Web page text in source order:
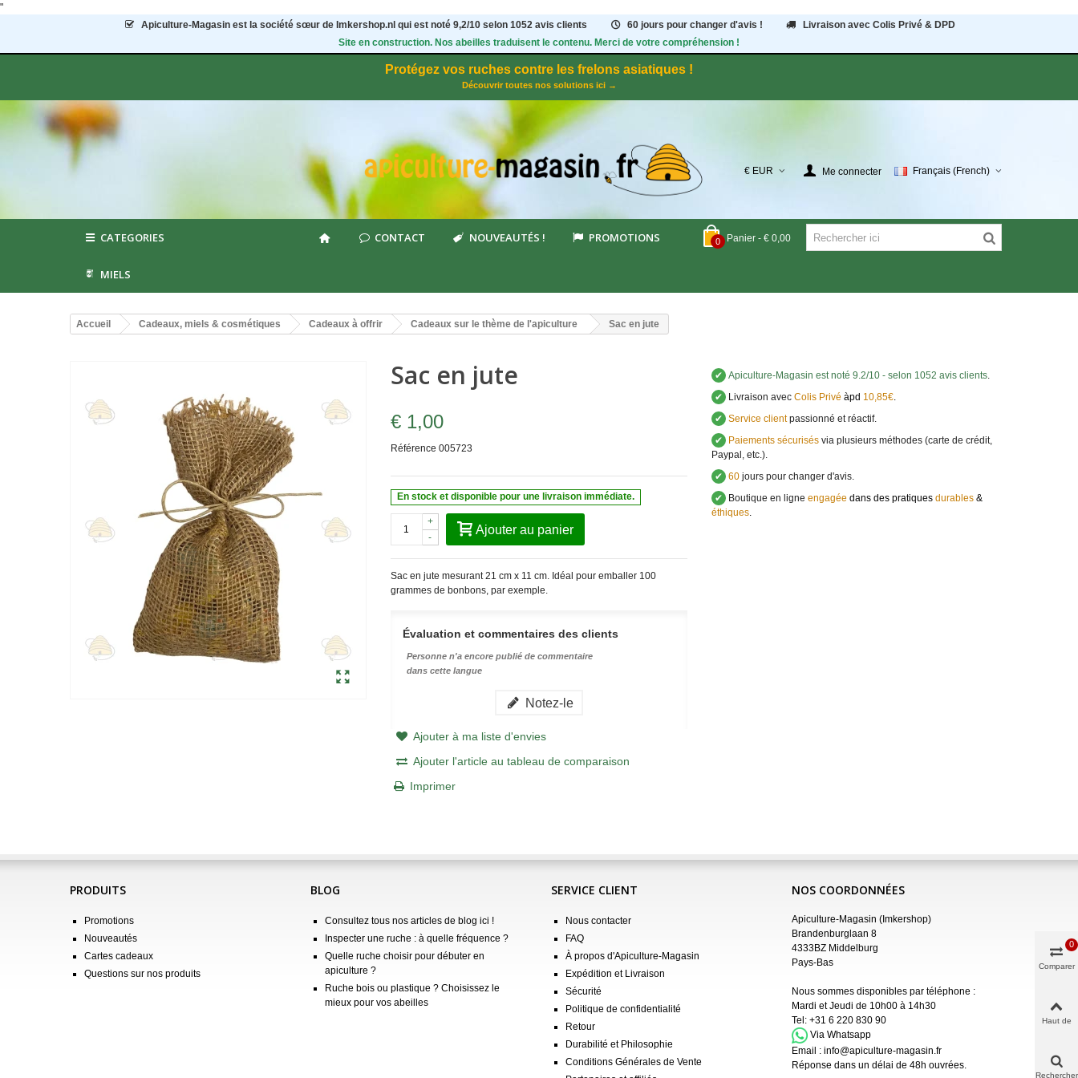
"
Apiculture-Magasin est la société sœur de Imkershop.nl qui est noté 9,2/10 selon 1052avis clients 60 jours pour changer d'avis !
Livraison avec Colis Privé & DPD
Site en construction. Nos abeilles traduisent le contenu. Merci de votre compréhension !
Protégez vos ruches contre les frelons asiatiques !
Découvrir toutes nos solutions ici →
€ EUR Me connecter Français (French)
0 Panier - € 0,00
CATEGORIES CONTACT NOUVEAUTÉS ! PROMOTIONS
MIELS
Accueil Cadeaux, miels & cosmétiques Cadeaux à offrir Cadeaux sur le thème de l'apiculture Sac en jute
Sac en jute
€ 1,00
Référence 005723
En stock et disponible pour une livraison immédiate.
-
+
Ajouter au panier
Sac en jute mesurant 21 cm x 11 cm. Idéal pour emballer 100
grammes de bonbons, par exemple.
Évaluation et commentaires des clients
Personne n'a encore publié de commentaire
dans cette langue
Notez-le
Ajouter à ma liste d'envies
Ajouter l'article au tableau de comparaison
Imprimer
✔ Apiculture-Magasin est noté 9.2/10 - selon 1052 avis clients.
✔ Livraison avecColis Privé àpd 10,85€.
✔ Service clientpassionné et réactif.
✔ Paiements sécurisésvia plusieurs méthodes (carte de crédit,
Paypal, etc.).
✔ 60jours pour changer d'avis.
✔ Boutique en ligne engagée dans des pratiques durables&
éthiques.
PRODUITS
Promotions
Nouveautés
Cartes cadeaux
Questions sur nos produits
BLOG
Consultez tous nos articles de blog ici !
Inspecter une ruche : à quelle fréquence ?
Quelle ruche choisir pour débuter en
apiculture ?
Ruche bois ou plastique ? Choisissez le
mieux pour vos abeilles
SERVICE CLIENT
Nous contacter
FAQ
À propos d'Apiculture-Magasin
Expédition et Livraison
Sécurité
Politique de confidentialité
Retour
Durabilité et Philosophie
Conditions Générales de Vente
NOS COORDONNÉES
Apiculture-Magasin (Imkershop)
Brandenburglaan 8
4333BZ Middelburg
Pays-Bas
Nous sommes disponibles par téléphone :
Mardi et Jeudi de 10h00 à 14h30
Tel: +31 6 220 830 90
Via Whatsapp
Email : info@apiculture-magasin.fr
Réponse dans un délai de 48h ouvrées.
Comparer
0
Haut de
Rechercher